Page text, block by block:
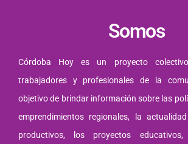
Somos
Córdoba Hoy es un proyecto
trabajadores y profesionales de la
objetivo de brindar información sobre las
emprendimientos regionales, la
productivos, los proyectos